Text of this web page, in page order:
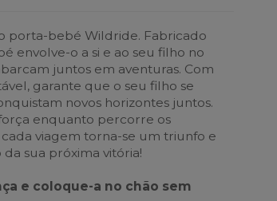
porta-bebé Wildride. Fabricado
envolve-o a si e ao seu filho no
juntos em aventuras. Com
garante que o seu filho se
novos horizontes juntos.
enquanto percorre os
viagem torna-se um triunfo e
sua próxima vitória!
e coloque-a no chão sem